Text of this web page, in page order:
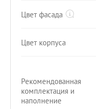
Цвет фасада
Цвет корпуса
Рекомендованная
комплектация и
наполнение